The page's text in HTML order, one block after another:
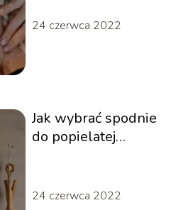
24 czerwca 2022
Jak wybrać spodnie
do popielatej
24 czerwca 2022